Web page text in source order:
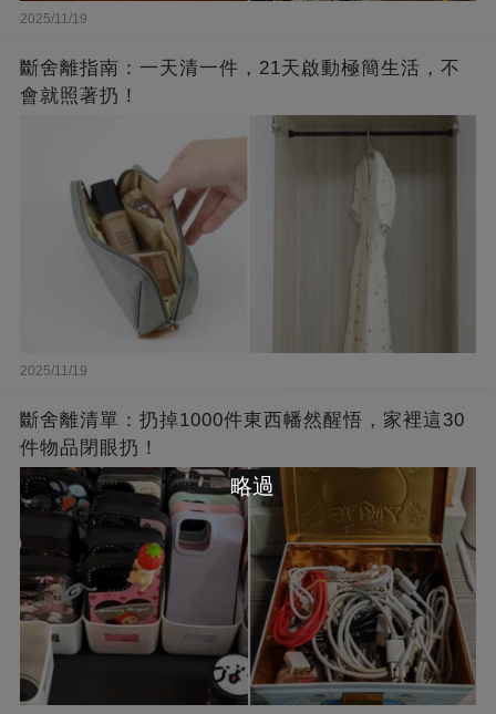
2025/11/19
斷舍離指南：一天清一件，21天啟動極簡生活，不
會就照著扔！
2025/11/19
斷舍離清單：扔掉1000件東西幡然醒悟，家裡這30
件物品閉眼扔！
略過